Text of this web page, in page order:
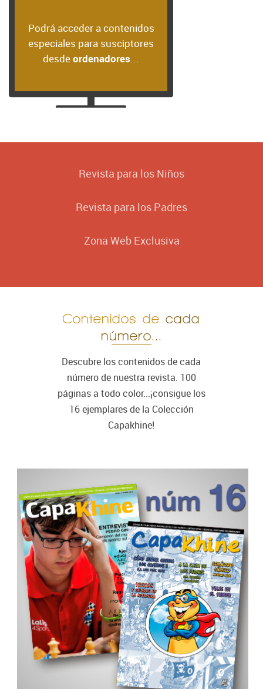
a
...
...también desde
tablets...
o incluso desde
Revista para los Niños
Revista para los Padres
Zona WebExclusiva
Contenidos decada
número...
Descubre los contenidos de cada
número de nuestra revista. 100
páginas a todo color...¡consigue los
16 ejemplares de la Colección
Capakhine!